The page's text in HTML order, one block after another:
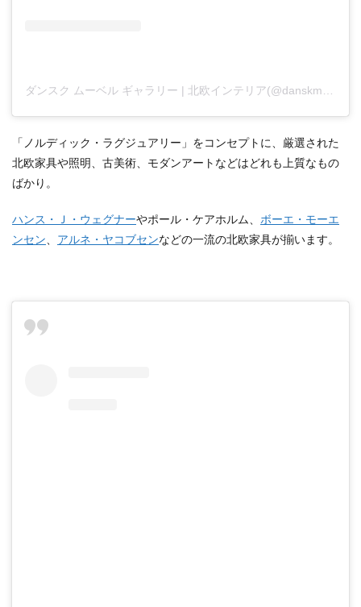
ダンスク ムーベル ギャラリー | 北欧インテリア(@danskmobelgallery)がシェアした投稿
「ノルディック・ラグジュアリー」をコンセプトに、厳選された
北欧家具や照明、古美術、モダンアートなどはどれも上質なもの
ばかり。
ハンス・Ｊ・ウェグナーやポール・ケアホルム、 ボーエ・モーエ
ンセン
アルネ・ヤコブセンなどの一流の北欧家具が揃います。